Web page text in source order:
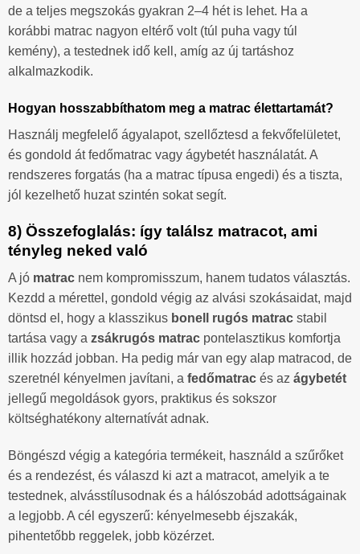
de a teljes megszokás gyakran 2–4 hét is lehet. Ha a
korábbi matrac nagyon eltérő volt (túl puha vagy túl
kemény), a testednek idő kell, amíg az új tartáshoz
alkalmazkodik.
Hogyan hosszabbíthatom meg a matrac élettartamát?
Használj megfelelő ágyalapot, szellőztesd a fekvőfelületet,
és gondold át fedőmatrac vagy ágybetét használatát. A
rendszeres forgatás (ha a matrac típusa engedi) és a tiszta,
jól kezelhető huzat szintén sokat segít.
8) Összefoglalás: így találsz matracot, ami
tényleg neked való
A jó matrac nem kompromisszum, hanem tudatos választás.
Kezdd a mérettel, gondold végig az alvási szokásaidat, majd
döntsd el, hogy a klasszikus bonell rugós matrac stabil
tartása vagy a zsákrugós matrac pontelasztikus komfortja
illik hozzád jobban. Ha pedig már van egy alap matracod, de
szeretnél kényelmen javítani, a fedőmatrac és az ágybetét
jellegű megoldások gyors, praktikus és sokszor
költséghatékony alternatívát adnak.
Böngészd végig a kategória termékeit, használd a szűrőket
és a rendezést, és válaszd ki azt a matracot, amelyik a te
testednek, alvásstílusodnak és a hálószobád adottságainak
a legjobb. A cél egyszerű: kényelmesebb éjszakák,
pihentetőbb reggelek, jobb közérzet.